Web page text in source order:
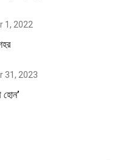
1, 2022
31, 2023
হোন’